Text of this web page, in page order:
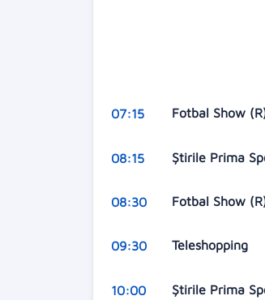
07:15 Fotbal Show
08:15 Ştirile Prima
08:30 Fotbal Show
09:30 Teleshopping
10:00 Ştirile Prima